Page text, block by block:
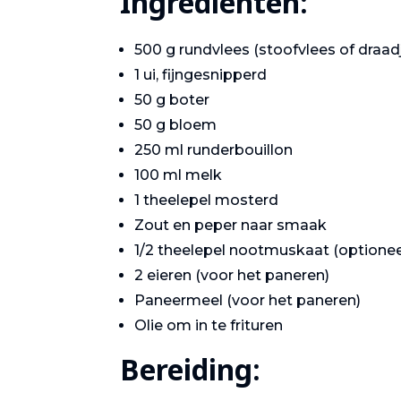
500 g rundvlees (stoofvlees of
1 ui, fijngesnipperd
50 g boter
50 g bloem
250 ml runderbouillon
100 ml melk
1 theelepel mosterd
Zout en peper naar smaak
1/2 theelepel nootmuskaat
2 eieren (voor het paneren)
Paneermeel (voor het paneren)
Olie om in te frituren
Bereiding: